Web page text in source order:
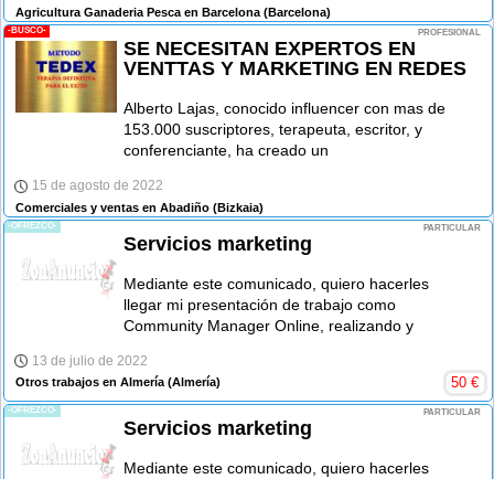
Agricultura Ganaderia Pesca en Barcelona (Barcelona)
-BUSCO- PROFESIONAL
SE NECESITAN EXPERTOS EN
VENTTAS Y MARKETING EN REDES
Alberto Lajas, conocido influencer con mas de
153.000 suscriptores, terapeuta, escritor, y
conferenciante, ha creado un
15 de agosto de 2022
Comerciales y ventas en Abadiño (Bizkaia)
-OFREZCO- PARTICULAR
Servicios marketing
Mediante este comunicado, quiero hacerles
llegar mi presentación de trabajo como
Community Manager Online, realizando y
13 de julio de 2022
Otros trabajos en Almería (Almería) 50 €
-OFREZCO- PARTICULAR
Servicios marketing
Mediante este comunicado, quiero hacerles